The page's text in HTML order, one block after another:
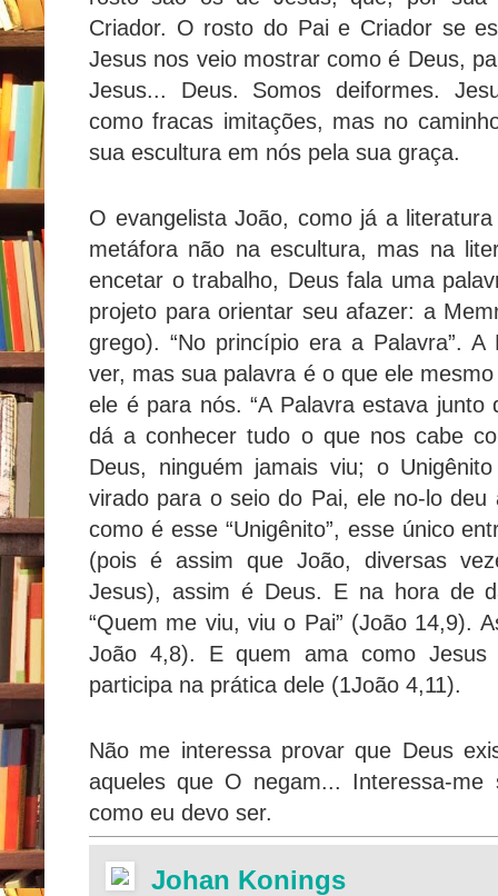
Criador. O rosto do Pai e Criador se
Jesus nos veio mostrar como é Deus,
Jesus... Deus. Somos deiformes.
como fracas imitações, mas no
sua escultura em nós pela sua graça.
O evangelista João, como já a
metáfora não na escultura, mas na
encetar o trabalho, Deus fala uma
projeto para orientar seu afazer: a
grego). “No princípio era a Palavra”.
ver, mas sua palavra é o que ele
ele é para nós. “A Palavra estava
dá a conhecer tudo o que nos cabe
Deus, ninguém jamais viu; o
virado para o seio do Pai, ele no-lo deu
como é esse “Unigênito”, esse único
(pois é assim que João, diversas
Jesus), assim é Deus. E na hora de
“Quem me viu, viu o Pai” (João 14,9).
João 4,8). E quem ama como Jesus
participa na prática dele (1João 4,11).
Não me interessa provar que Deus
aqueles que O negam... Interessa-
como eu devo ser.
Johan Konings